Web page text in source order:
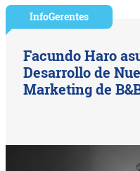
InfoGerentes
Facundo Haro
Desarrollo de
Marketing de